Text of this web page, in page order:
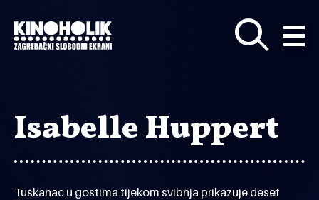
glavni
sadržaj
Isabelle Huppert
Tuškanac u gostima tijekom svibnja prikazuje deset